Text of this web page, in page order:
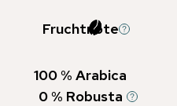
Fruchtnote
100% Arabica
0% Robusta